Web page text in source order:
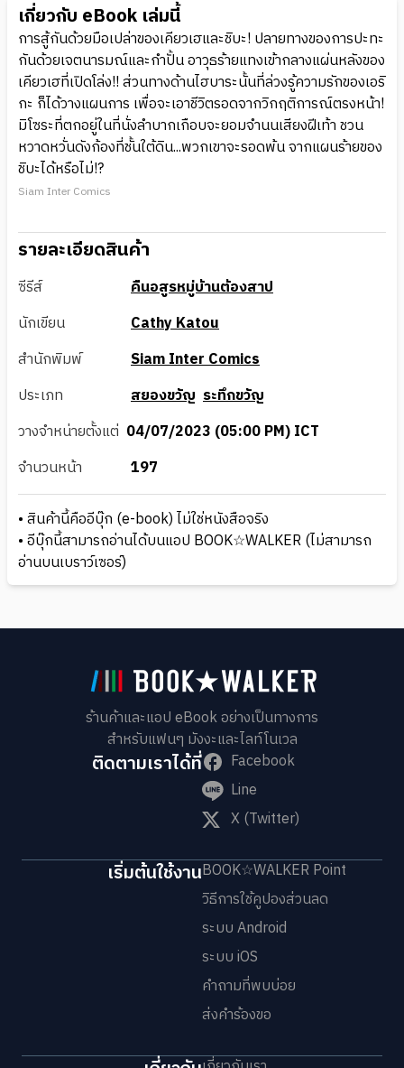
เกี่ยวกับ eBook เล่มนี้
การสู้กันด้วยมือเปล่าของเคียวเฮและชิบะ! ปลายทางของการปะทะ
กันด้วยเจตนารมณ์และกำปั้น อาวุธร้ายแทงเข้ากลางแผ่นหลังของ
เคียวเฮที่เปิดโล่ง!! ส่วนทางด้านไฮบาระนั้นที่ล่วงรู้ความรักของเอริ
กะ ก็ได้วางแผนการ เพื่อจะเอาชีวิตรอดจากวิกฤติการณ์ตรงหน้า!
มิโซระที่ตกอยู่ในที่นั่งลำบากเกือบจะยอมจำนนเสียงฝีเท้า ชวน
หวาดหวั่นดังก้องที่ชั้นใต้ดิน...พวกเขาจะรอดพ้น จากแผนร้ายของ
ชิบะได้หรือไม่!?
Siam Inter Comics
รายละเอียดสินค้า
ซีรีส์
คืนอสูรหมู่บ้านต้องสาป
นักเขียน
Cathy Katou
สำนักพิมพ์
Siam Inter Comics
ประเภท
สยองขวัญ ระทึกขวัญ
วางจำหน่ายตั้งแต่ 04/07/2023 (05:00 PM) ICT
จำนวนหน้า
197
• สินค้านี้คืออีบุ๊ก (e-book) ไม่ใช่หนังสือจริง
• อีบุ๊กนี้สามารถอ่านได้บนแอป BOOK☆WALKER (ไม่สามารถ
อ่านบนเบราว์เซอร์)
ร้านค้าและแอป eBook อย่างเป็นทางการ
สำหรับแฟนๆ มังงะและไลท์โนเวล
ติดตามเราได้ที่
Facebook
Line
X (Twitter)
เริ่มต้นใช้งานBOOK☆WALKER Point
วิธีการใช้คูปองส่วนลด
ระบบ Android
ระบบ iOS
คำถามที่พบบ่อย
ส่งคำร้องขอ